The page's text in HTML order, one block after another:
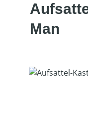
Man
Bildergalerie